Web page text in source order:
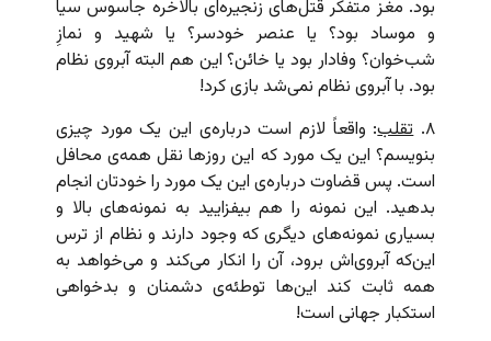
بود. مغز متفکر قتل‌های زنجیره‌ای بالاخره جاسوس سیا
و موساد بود؟ یا عنصر خودسر؟ یا شهید و نمازِ
شب‌خوان؟ وفادار بود یا خائن؟ این هم البته آبروی نظام
بود. با آبروی نظام نمی‌شد بازی کرد!
۸. تقلب: واقعاً لازم است درباره‌ی این یک مورد چیزی
بنویسم؟ این یک مورد که این روزها نقل همه‌ی محافل
است. پس قضاوت درباره‌ی این یک مورد را خودتان انجام
بدهید. این نمونه را هم بیفزایید به نمونه‌های بالا و
بسیاری نمونه‌های دیگری که وجود دارند و نظام از ترس
این‌که آبروی‌اش برود، آن را انکار می‌کند و می‌خواهد به
همه ثابت کند این‌ها توطئه‌ی دشمنان و بدخواهی
استکبار جهانی است!